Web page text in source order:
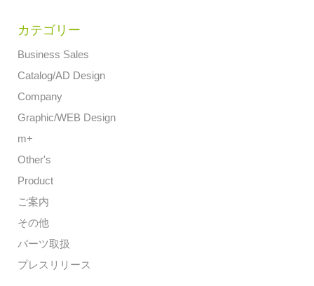
カテゴリー
Business Sales
Catalog/AD Design
Company
Graphic/WEB Design
m+
Other's
Product
ご案内
その他
パーツ取扱
プレスリリース